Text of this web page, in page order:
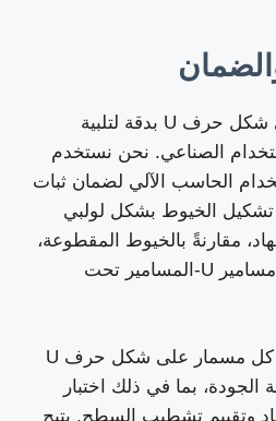
يتم تصنيع مساميرنا على شكل حرف U بدقة لتلبية
الصناعي. نحن نستخدم
الحاسب الآلي لضمان ثبات
تشكيل الخيوط بشكل لولبي
مقارنةً بالخيوط المقطوعة،
مما يعزز من طول عمر مسامير U-المسامير تحت
وعلاوةً على ذلك، يخضع كل مسمار على شكل حرف U
بما في ذلك اختبار
وتقييم تشطيب السطح. يتيح